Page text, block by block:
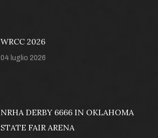
WRCC 2026
04 luglio 2026
NRHA DERBY 6666 IN OKLAHOMA
STATE FAIR ARENA